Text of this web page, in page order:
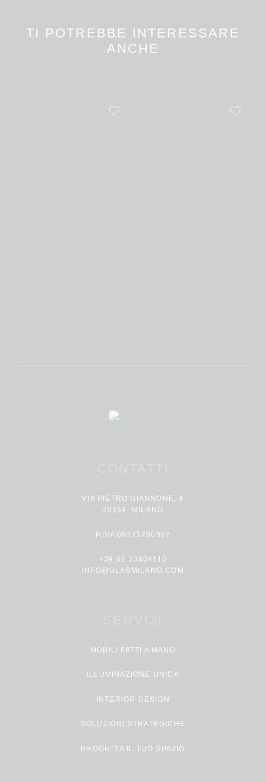
TI POTREBBE INTERESSARE
ANCHE
VIA PIETRO GIANNONE, 4
20154, MILANO
P.IVA 09371290967
+39 02 33604110
INFO@GLABMILANO.COM
MOBILI FATTI A MANO
ILLUMINAZIONE UNICA
INTERIOR DESIGN
SOLUZIONI STRATEGICHE
PROGETTA IL TUO SPAZIO